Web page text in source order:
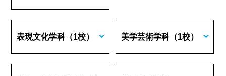
表現文化学科（1校） 美学芸術学科（1校）